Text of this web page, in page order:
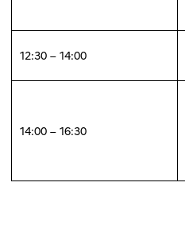
12:30 – 14:00
14:00 – 16:30